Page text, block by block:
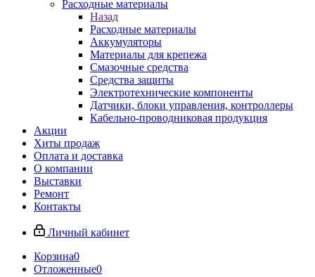
Расходные материалы
Назад
Расходные материалы
Аккумуляторы
Материалы для крепежа
Смазочные средства
Средства защиты
Электротехнические компоненты
Датчики, блоки управления, контроллеры
Кабельно-проводниковая продукция
Акции
Хиты продаж
Оплата и доставка
О компании
Выставки
Ремонт
Контакты
Личный кабинет
Корзина0
Отложенные0